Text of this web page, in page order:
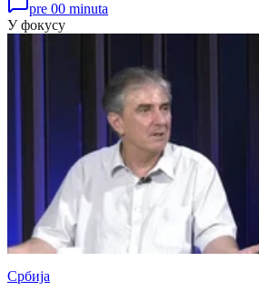
pre 00 minuta
У фокусу
Србија